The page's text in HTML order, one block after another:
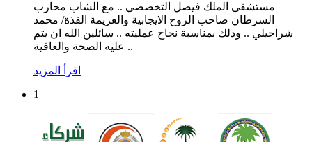
مستشفى الملك فيصل التخصصي .. مع الشاب محارب
السرطان صاحب الروح اﻻيجابية والعزيمة الفذة/ محمد
شراحيلي .. وذلك بمناسبة نجاح عمليته .. سائلين الله ان يتم
عليه الصحة والعافية ..
اقرأ المزيد
1